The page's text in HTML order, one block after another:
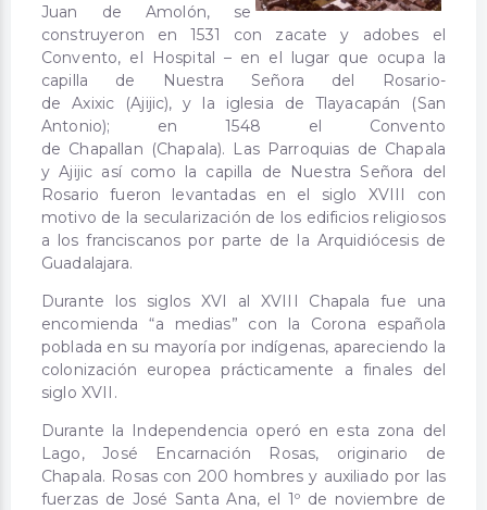
Juan de Amolón, se
construyeron en 1531 con zacate y adobes el
Convento, el Hospital – en el lugar que ocupa la
capilla de Nuestra Señora del Rosario-
de Axixic (Ajijic), y la iglesia de Tlayacapán (San
Antonio); en 1548 el Convento
de Chapallan (Chapala). Las Parroquias de Chapala
y Ajijic así como la capilla de Nuestra Señora del
Rosario fueron levantadas en el siglo XVIII con
motivo de la secularización de los edificios religiosos
a los franciscanos por parte de la Arquidiócesis de
Guadalajara.
Durante los siglos XVI al XVIII Chapala fue una
encomienda “a medias” con la Corona española
poblada en su mayoría por indígenas, apareciendo la
colonización europea prácticamente a finales del
siglo XVII.
Durante la Independencia operó en esta zona del
Lago, José Encarnación Rosas, originario de
Chapala. Rosas con 200 hombres y auxiliado por las
fuerzas de José Santa Ana, el 1º de noviembre de